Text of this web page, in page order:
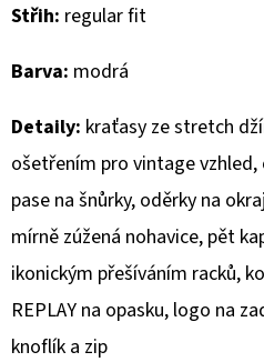
Střih: regular fit
Barva: modrá
Detaily: kraťasy ze stretch
ošetřením pro vintage
pase na šnůrky, oděrky na
mírně zúžená nohavice, pět
ikonickým přešíváním racků,
REPLAY na opasku, logo na
knoflík a zip
O
P
O
R
U
Č
U
J
E
M
E